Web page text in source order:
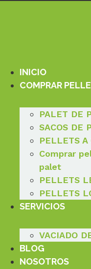
INICIO
COMPRAR
PALET DE
SACOS DE
PELLETS A
Comprar
palet
PELLETS
PELLETS
SERVICIOS
VACIADO
BLOG
NOSOTROS